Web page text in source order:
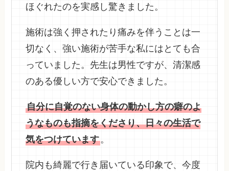
ほぐれたのを実感し驚きました。
施術は強く押されたり痛みを伴うことは一
切なく、強い施術が苦手な私にはとても合
っていました。先生は男性ですが、清潔感
のある優しい方で安心できました。
自分に自覚のない身体の動かし方の癖のよ
うなものも指摘をくださり、日々の生活で
気をつけています。
院内も綺麗で行き届いている印象で、今度